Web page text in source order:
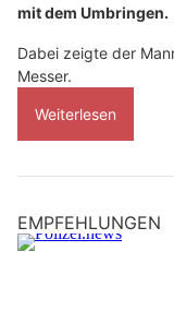
mit dem Umbringen.
Dabei zeigte der
Messer.
Weiterlesen
EMPFEHLUNGEN